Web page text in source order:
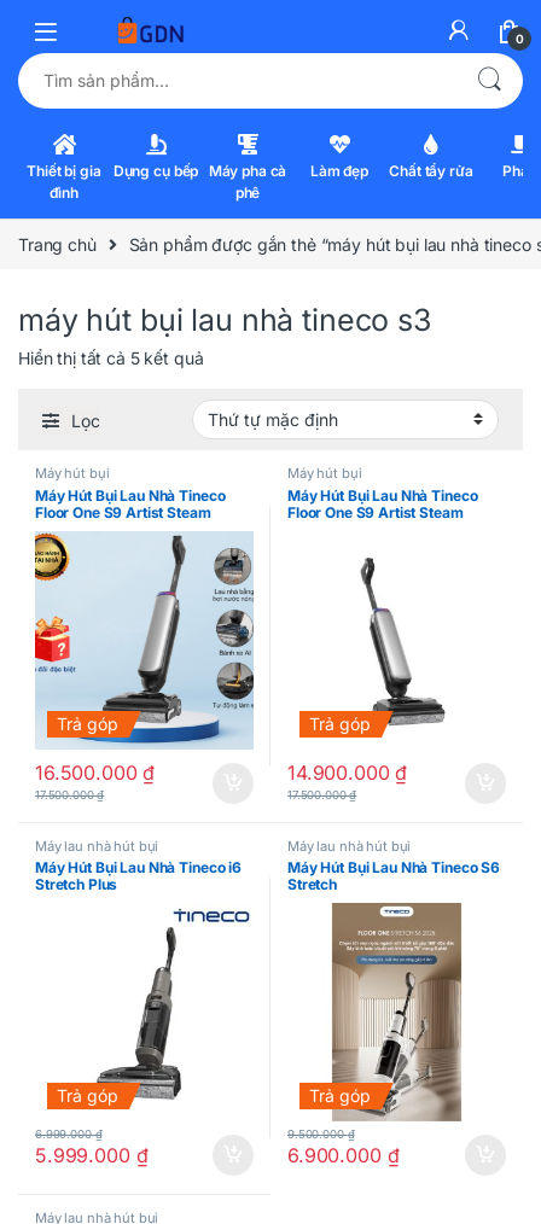
0
Tìm kiếm:
Thiết bị gia
đình
Dụng cụ bếp Máy pha cà
phê
Làm đẹp Chất tẩy rửa Pha
Trang chủ Sản phẩm được gắn thẻ “máy hút bụi lau nhà tineco
máy hút bụi lau nhà tineco s3
Hiển thị tất cả 5 kết quả
Lọc
Máy hút bụi
Máy Hút Bụi Lau Nhà Tineco
Floor One S9 Artist Steam
Trả góp
16.500.000₫
17.500.000₫
Máy hút bụi
Máy Hút Bụi Lau Nhà Tineco
Floor One S9 Artist Steam
Trả góp
14.900.000₫
17.500.000₫
Máy lau nhà hút bụi
Máy Hút Bụi Lau Nhà Tineco i6
Stretch Plus
Trả góp
5.999.000 ₫
6.999.000₫
Máy lau nhà hút bụi
Máy Hút Bụi Lau Nhà Tineco S6
Stretch
Trả góp
6.900.000 ₫
9.500.000₫
Máy lau nhà hút bụi